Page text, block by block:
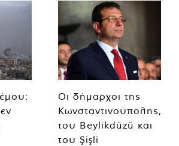
Οι δήμαρχοι της
Κωνσταντινούπολης,
του Beylikdüzü και
του Şişli